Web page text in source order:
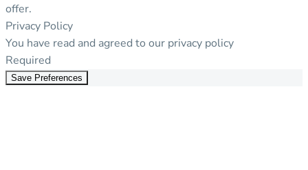
offer.
Privacy Policy
You have read and agreed to our privacy policy
Required
Save Preferences